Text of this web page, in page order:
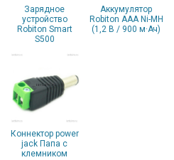
Зарядное
устройство
Robiton Smart
S500
Аккумулятор
Robiton AAA Ni-MH
(1,2 В / 900 м·Ач)
Коннектор power
jack Папа с
клемником